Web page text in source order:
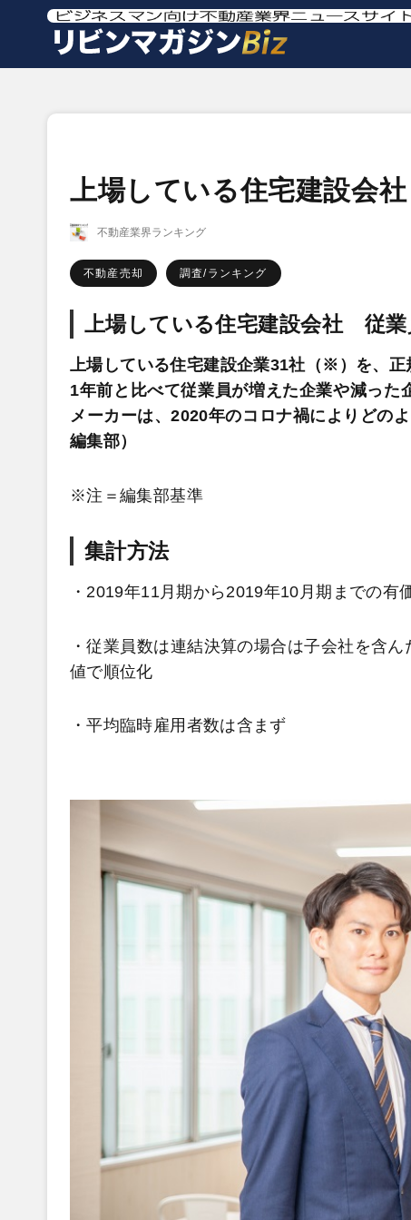
上場している住宅建設会
不動産業界ランキング
不動産売却 調査/ランキング
上場している住宅建設会社 従
上場している住宅建設企業31社（※）を、正
1年前と比べて従業員が増えた企業や減っ
メーカーは、2020年のコロナ禍によりどの
編集部）
※注＝編集部基準
集計方法
・2019年11月期から2019年10月期までの有
・従業員数は連結決算の場合は子会社を含
値で順位化
・平均臨時雇用者数は含まず